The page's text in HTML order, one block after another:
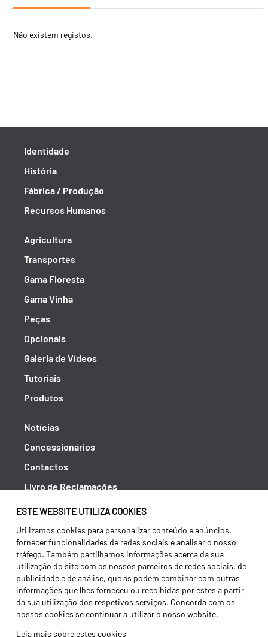
ESTE WEBSITE UTILIZA COOKIES
Utilizamos cookies para personalizar conteúdo e anúncios,
fornecer funcionalidades de redes sociais e analisar o nosso
tráfego. Também partilhamos informações acerca da sua
utilização do site com os nossos parceiros de redes sociais, de
publicidade e de análise, que as podem combinar com outras
informações que lhes forneceu ou recolhidas por estes a partir
da sua utilização dos respetivos serviços. Concorda com os
nossos cookies se continuar a utilizar o nosso website.
Leia mais sobre estes cookies
Não existem registos.
Identidade
História
Fábrica / Produção
Recursos Humanos
Agricultura
Transportes
Gama Floresta
Gama Vinha
Peças
Opcionais
Galeria de Vídeos
Tutoriais
Produtos
Notícias
Concessionários
Contactos
Livro de Reclamações
Política de Privacidade
Canal de Denúncias (RGPC)
Termos e condições